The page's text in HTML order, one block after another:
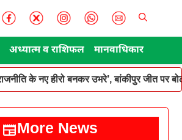
अध्यात्म व राशिफल मानवाधिकार
के नए हीरो बनकर उभरे’, बांकीपुर जीत पर
More News